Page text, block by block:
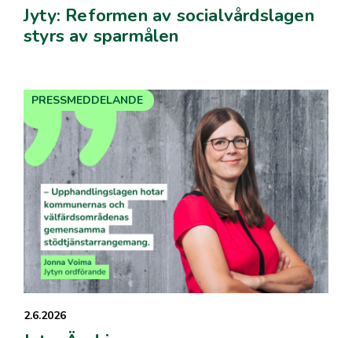
Jyty: Reformen av socialvårdslagen
styrs av sparmålen
2.6.2026
PRESSMEDDELANDE